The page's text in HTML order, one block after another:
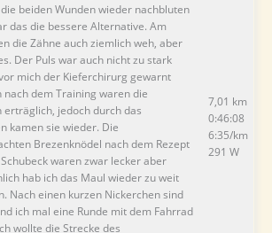
beiden Wunden wieder nachbluten
das die bessere Alternative. Am
die Zähne auch ziemlich weh, aber
Der Puls war auch nicht zu stark
mich der Kieferchirurg gewarnt
nach dem Training waren die
erträglich, jedoch durch das
kamen sie wieder. Die
Brezenknödel nach dem Rezept
waren zwar lecker aber
hab ich das Maul wieder zu weit
Nach einen kurzen Nickerchen sind
ich mal eine Runde mit dem Fahrrad
wollte die Strecke des
7,01 km
0:46:08
6:35/km
291 W